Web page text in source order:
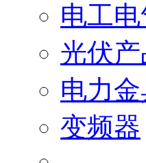
电工
光伏产
电力
变频器